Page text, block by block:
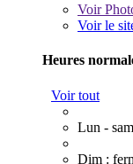
Voir
Voir le
Heures
Voir tout
Lun -
Dim :